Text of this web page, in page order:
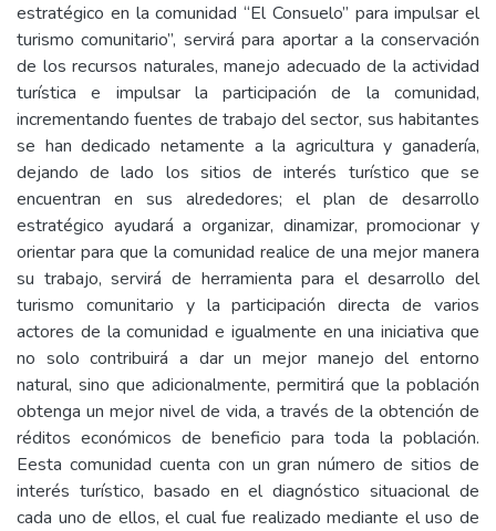
estratégico en la comunidad “El Consuelo” para impulsar el
turismo comunitario”, servirá para aportar a la conservación
de los recursos naturales, manejo adecuado de la actividad
turística e impulsar la participación de la comunidad,
incrementando fuentes de trabajo del sector, sus habitantes
se han dedicado netamente a la agricultura y ganadería,
dejando de lado los sitios de interés turístico que se
encuentran en sus alrededores; el plan de desarrollo
estratégico ayudará a organizar, dinamizar, promocionar y
orientar para que la comunidad realice de una mejor manera
su trabajo, servirá de herramienta para el desarrollo del
turismo comunitario y la participación directa de varios
actores de la comunidad e igualmente en una iniciativa que
no solo contribuirá a dar un mejor manejo del entorno
natural, sino que adicionalmente, permitirá que la población
obtenga un mejor nivel de vida, a través de la obtención de
réditos económicos de beneficio para toda la población.
Eesta comunidad cuenta con un gran número de sitios de
interés turístico, basado en el diagnóstico situacional de
cada uno de ellos, el cual fue realizado mediante el uso de